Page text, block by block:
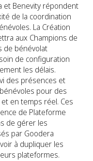
et Benevity répondent
de la coordination
La Création
aux Champions de
de bénévolat
de configuration
les délais.
des présences et
pour des
en temps réel. Ces
de Plateforme
de gérer les
par Goodera
à dupliquer les
plateformes.